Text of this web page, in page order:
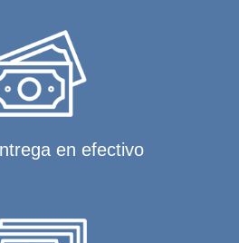
en efectivo